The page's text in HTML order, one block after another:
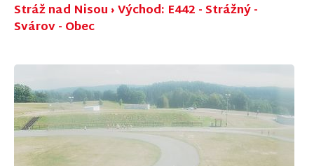
Stráž nad Nisou › Východ: E442 - Strážný -
Svárov - Obec